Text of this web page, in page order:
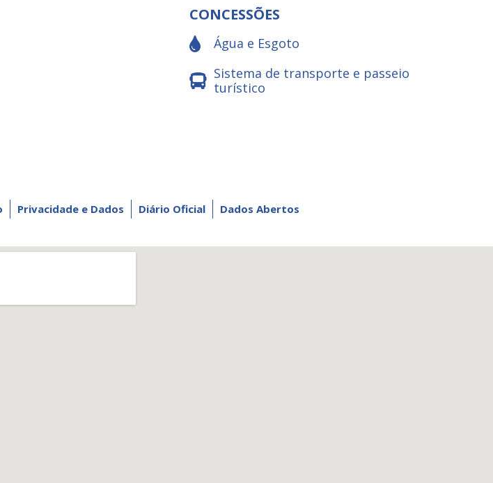
CONCESSÕES
Água e Esgoto
Sistema de transporte e passeio
turístico
Privacidade e Dados Diário Oficial Dados Abertos